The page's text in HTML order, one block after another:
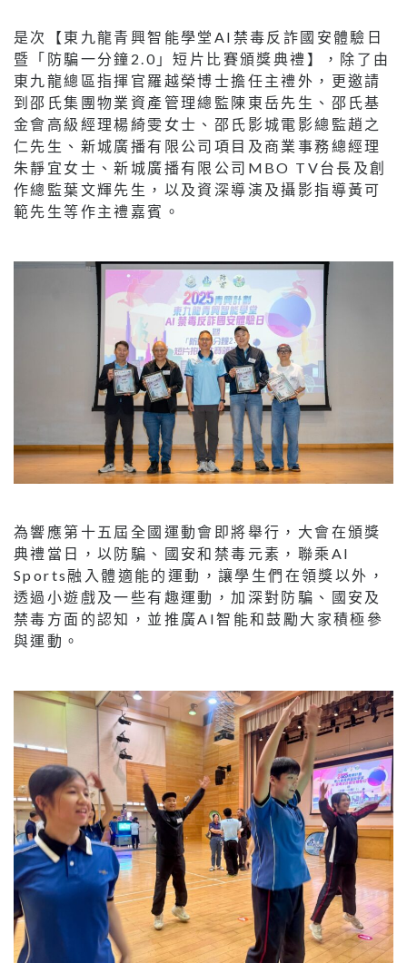
是次【東九龍青興智能學堂AI禁毒反詐國安體驗日
暨「防騙一分鐘2.0」短片比賽頒獎典禮】，除了由
東九龍總區指揮官羅越榮博士擔任主禮外，更邀請
到邵氏集團物業資產管理總監陳東岳先生、邵氏基
金會高級經理楊綺雯女士、邵氏影城電影總監趙之
仁先生、新城廣播有限公司項目及商業事務總經理
朱靜宜女士、新城廣播有限公司MBO TV台長及創
作總監葉文輝先生，以及資深導演及攝影指導黃可
範先生等作主禮嘉賓。
為響應第十五屆全國運動會即將舉行，大會在頒獎
典禮當日，以防騙、國安和禁毒元素，聯乘AI
Sports融入體適能的運動，讓學生們在領獎以外，
透過小遊戲及一些有趣運動，加深對防騙、國安及
禁毒方面的認知，並推廣AI智能和鼓勵大家積極參
與運動。